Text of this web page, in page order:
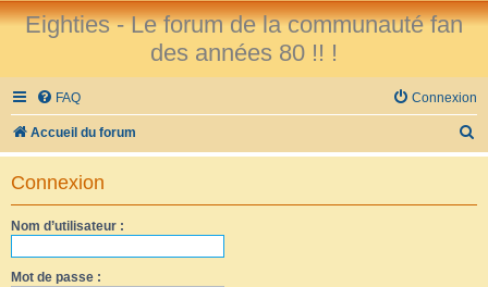
Eighties - Le forum de la communauté fan
des années 80 !! !
FAQ Connexion
Accueil du forum
e
Connexion
Nom d’utilisateur :
Mot de passe :